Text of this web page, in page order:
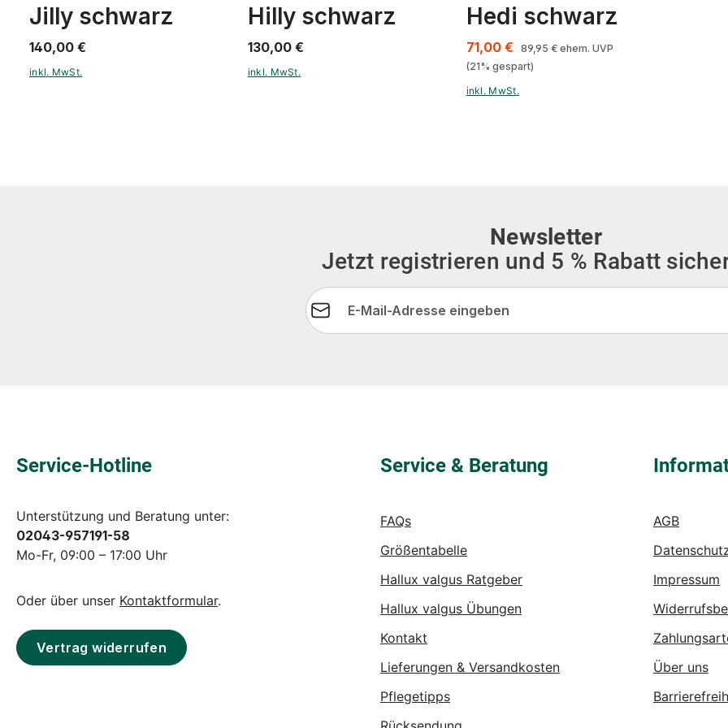
Jilly schwarz
140,00 €
inkl. MwSt.
Hilly schwarz
130,00 €
inkl. MwSt.
Hedi schwarz
71,00 € 89,95 €ehem. UVP
(21% gespart)
inkl. MwSt.
Newsletter
Jetzt registrieren und 5 % Rabatt
E-Mail-Adresse*
Service-Hotline
Unterstützung und Beratung unter:
02043-957191-58
Mo-Fr, 09:00 – 17:00 Uhr
Oder über unser Kontaktformular.
Vertrag widerrufen
Service & Beratung
FAQs
Größentabelle
Hallux valgus Ratgeber
Hallux valgus Übungen
Kontakt
Lieferungen & Versandkosten
Pflegetipps
AGB
Impressum
Über uns